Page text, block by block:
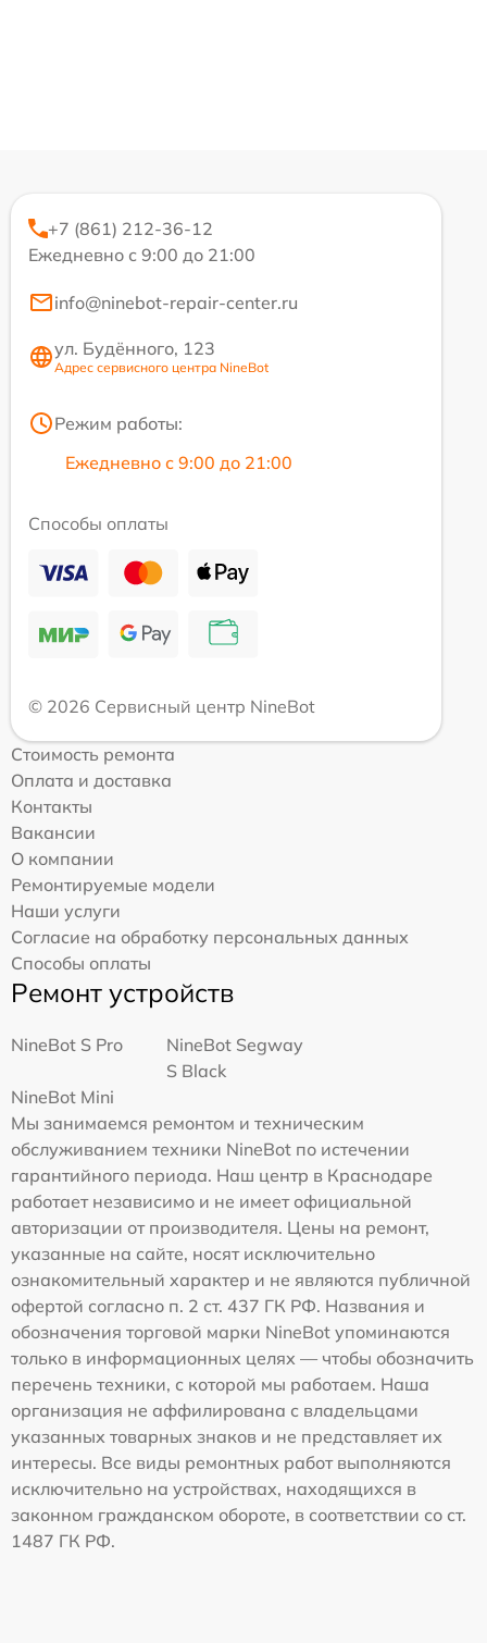
+7 (861) 212-36-12
Ежедневно с 9:00 до 21:00
info@ninebot-repair-center.ru
ул. Будённого, 123
Адрес сервисного центра NineBot
Режим работы:
Ежедневно с 9:00 до 21:00
Способы оплаты
© 2026 Сервисный центр NineBot
Стоимость ремонта
Оплата и доставка
Контакты
Вакансии
О компании
Ремонтируемые модели
Наши услуги
Согласие на обработку персональных данных
Способы оплаты
Ремонт устройств
NineBot S Pro
NineBot Segway
S Black
NineBot Mini
Мы занимаемся ремонтом и техническим
обслуживанием техники NineBot по истечении
гарантийного периода. Наш центр в Краснодаре
работает независимо и не имеет официальной
авторизации от производителя. Цены на ремонт,
указанные на сайте, носят исключительно
ознакомительный характер и не являются публичной
офертой согласно п. 2 ст. 437 ГК РФ. Названия и
обозначения торговой марки NineBot упоминаются
только в информационных целях — чтобы обозначить
перечень техники, с которой мы работаем. Наша
организация не аффилирована с владельцами
указанных товарных знаков и не представляет их
интересы. Все виды ремонтных работ выполняются
исключительно на устройствах, находящихся в
законном гражданском обороте, в соответствии со ст.
1487 ГК РФ.